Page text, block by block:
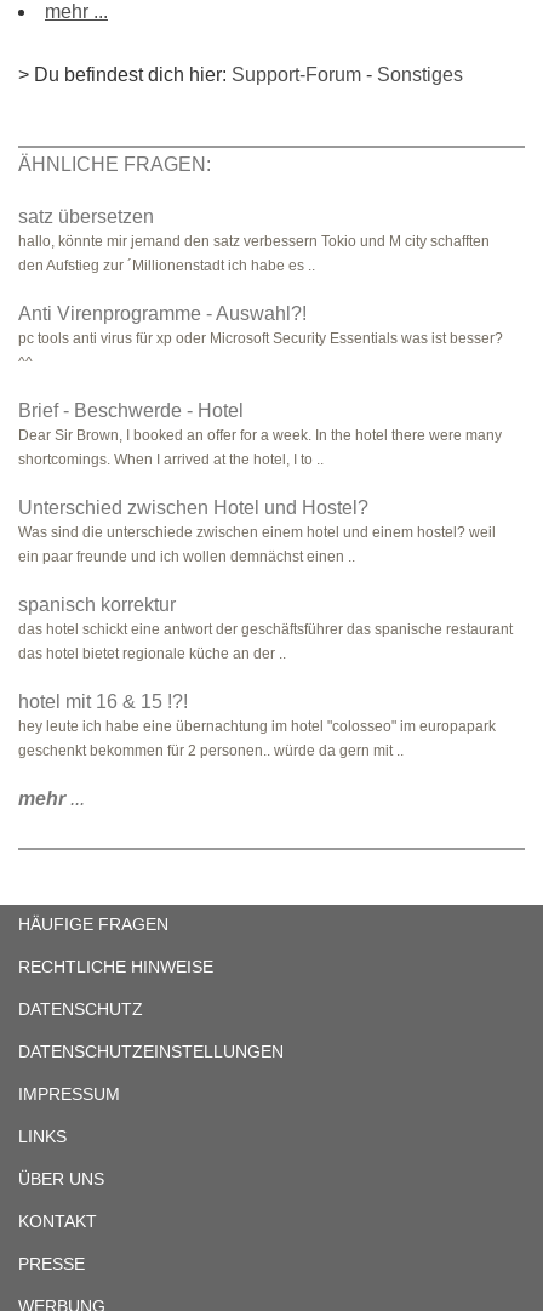
mehr ...
> Du befindest dich hier: Support-Forum - Sonstiges
ÄHNLICHE FRAGEN:
satz übersetzen
hallo, könnte mir jemand den satz verbessern Tokio und M city schafften
den Aufstieg zur ´Millionenstadt ich habe es ..
Anti Virenprogramme - Auswahl?!
pc tools anti virus für xp oder Microsoft Security Essentials was ist besser?
^^
Brief - Beschwerde - Hotel
Dear Sir Brown, I booked an offer for a week. In the hotel there were many
shortcomings. When I arrived at the hotel, I to ..
Unterschied zwischen Hotel und Hostel?
Was sind die unterschiede zwischen einem hotel und einem hostel? weil
ein paar freunde und ich wollen demnächst einen ..
spanisch korrektur
das hotel schickt eine antwort der geschäftsführer das spanische restaurant
das hotel bietet regionale küche an der ..
hotel mit 16 & 15 !?!
hey leute ich habe eine übernachtung im hotel "colosseo" im europapark
geschenkt bekommen für 2 personen.. würde da gern mit ..
mehr...
HÄUFIGE FRAGEN
RECHTLICHE HINWEISE
DATENSCHUTZ
DATENSCHUTZEINSTELLUNGEN
IMPRESSUM
LINKS
ÜBER UNS
KONTAKT
PRESSE
WERBUNG